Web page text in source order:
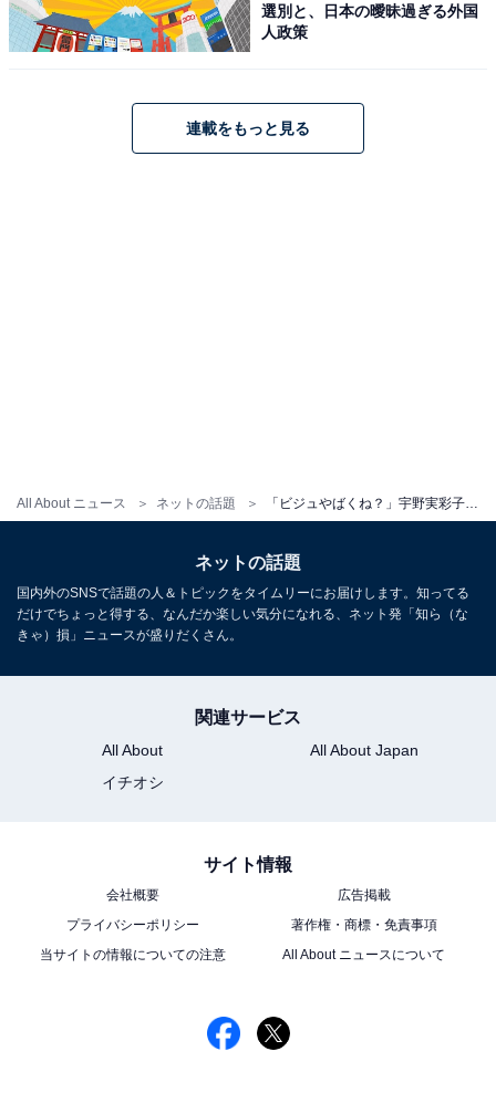
All About ニュース ネットの話題
選別と、日本の曖昧過ぎる外国
人政策
連載をもっと見る
ネットの話題
国内外のSNSで話題の人＆トピックをタイムリーにお届けします。知ってる
だけでちょっと得する、なんだか楽しい気分になれる、ネット発「知ら（な
きゃ）損」ニュースが盛りだくさん。
関連サービス
All About
All About Japan
イチオシ
サイト情報
会社概要
広告掲載
プライバシーポリシー
著作権・商標・免責事項
当サイトの情報についての注意
All About ニュースについて